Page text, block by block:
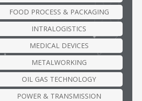
FOOD PROCESS & PACKAGING
INTRALOGISTICS
MEDICAL DEVICES
METALWORKING
OIL GAS TECHNOLOGY
POWER & TRANSMISSION